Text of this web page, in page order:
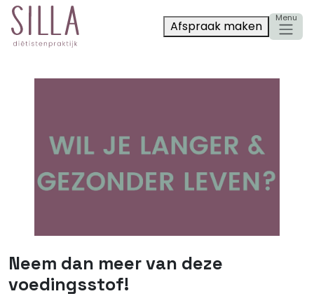
Afspraak maken
Neem dan meer van deze
voedingsstof!